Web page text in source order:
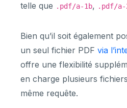
telle que .pdf/a-1b, .pdf/a-
Bien qu’il soit également
un seul fichier PDF via
offre une flexibilité
en charge plusieurs
même requête.